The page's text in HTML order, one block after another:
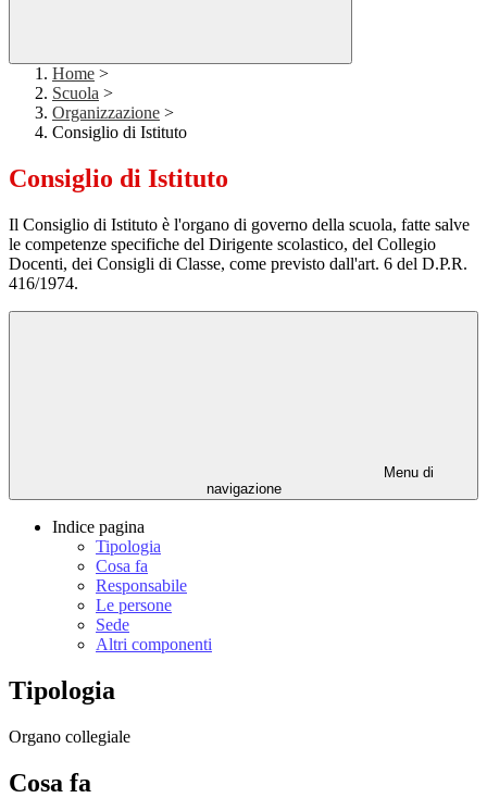
Home >
Scuola >
Organizzazione >
Consiglio di Istituto
Consiglio di Istituto
Il Consiglio di Istituto è l'organo di governo della scuola, fatte salve
le competenze specifiche del Dirigente scolastico, del Collegio
Docenti, dei Consigli di Classe, come previsto dall'art. 6 del D.P.R.
416/1974.
Menu di
navigazione
Indice pagina
Tipologia
Cosa fa
Responsabile
Le persone
Sede
Altri componenti
Tipologia
Organo collegiale
Cosa fa